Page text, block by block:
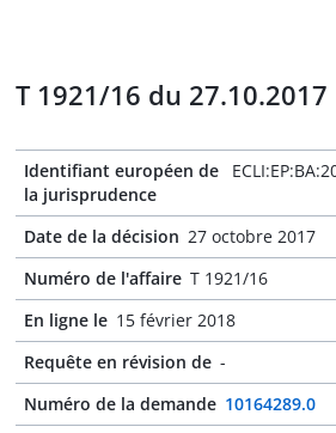
T 1921/16 du 27.10.2017
Identifiant européen de
la jurisprudence
Date de la décision 27 octobre 2017
Numéro de l'affaire T 1921/16
En ligne le 15 février 2018
Requête en révision de -
Numéro de la demande 10164289.0